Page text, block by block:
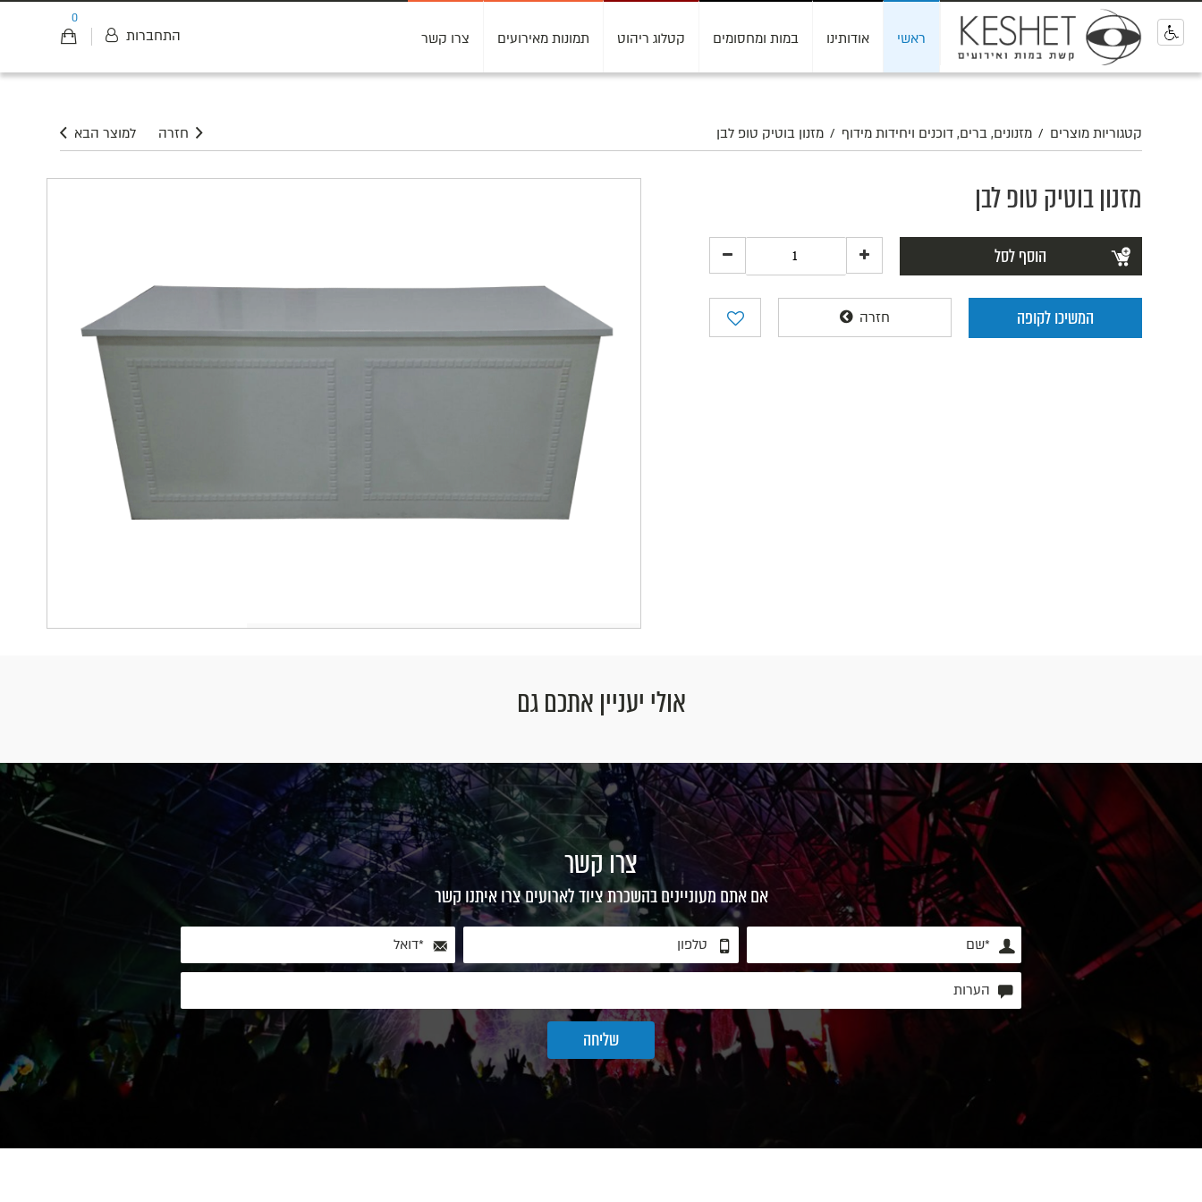
ראשי אודותינו במות ומחסומים קטלוג ריהוט תמונות מאירועים צרו קשר
0
התחברות
קטגוריות מוצרים / מזנונים, ברים, דוכנים ויחידות מידוף / מזנון בוטיק טופ לבן למוצר הבא חזרה
מזנון בוטיק טופ לבן
הוסף לסל
המשיכו לקופה חזרה
אולי יעניין אתכם גם
צרו קשר
אם אתם מעוניינים בהשכרת ציוד לארועים צרו איתנו קשר